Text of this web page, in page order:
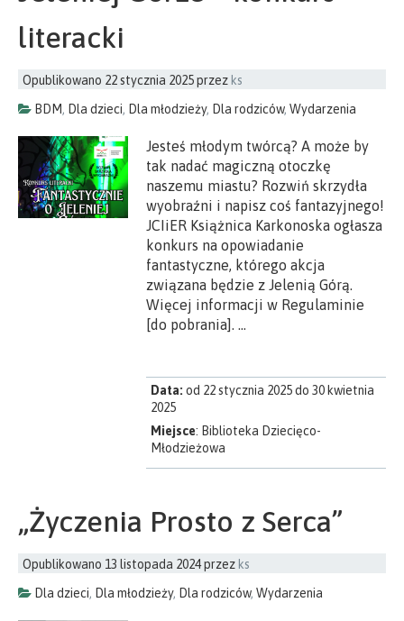
literacki
Opublikowano 22 stycznia 2025przez ks
BDM, Dla dzieci, Dla młodzieży, Dla rodziców, Wydarzenia
Jesteś młodym twórcą? A może by
tak nadać magiczną otoczkę
naszemu miastu? Rozwiń skrzydła
wyobraźni i napisz coś fantazyjnego!
JCIiER Książnica Karkonoska ogłasza
konkurs na opowiadanie
fantastyczne, którego akcja
związana będzie z Jelenią Górą.
Więcej informacji w Regulaminie
[do pobrania]. …
Data:od 22 stycznia 2025 do 30 kwietnia
2025
Miejsce: Biblioteka Dziecięco-
Młodzieżowa
„Życzenia Prosto z Serca”
Opublikowano 13 listopada 2024przez ks
Dla dzieci, Dla młodzieży, Dla rodziców, Wydarzenia